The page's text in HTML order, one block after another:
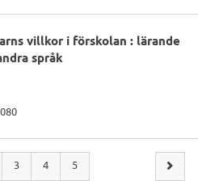
villkor i förskolan : lärande
språk
3 4 5